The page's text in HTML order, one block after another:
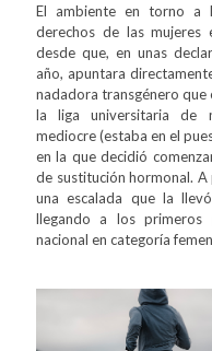
El ambiente en torno a
derechos de las
desde que, en unas
año, apuntara
nadadora transgénero que
la liga universitaria de
mediocre (estaba en el
en la que decidió
de sustitución hormonal.
una escalada que la
llegando a los primeros
nacional en categoría